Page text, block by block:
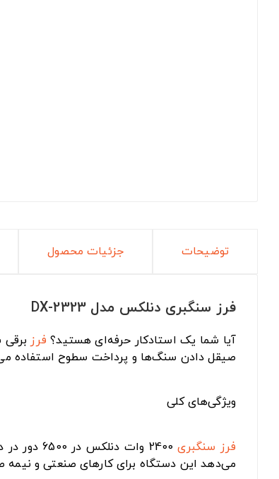
توضیحات جزئیات محصول
فرز سنگبری دنلکس مدل DX-2323
آیا شما یک استادکار حرفه‌ای هستید؟ فرز
صیقل دادن سنگ‌ها و پرداخت سطوح استفاده
ویژگی‌های کلی
فرز سنگبری2400 وات دنلکس در 6500 دور در دقیقه کار می‌کند. این موتور قدرتمند،
می‌دهد این دستگاه برای کارهای صنعتی و